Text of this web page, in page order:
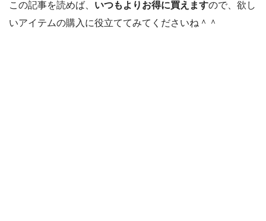
この記事を読めば、 いつもよりお得に買えますので、欲し
いアイテムの購入に役立ててみてくださいね＾＾